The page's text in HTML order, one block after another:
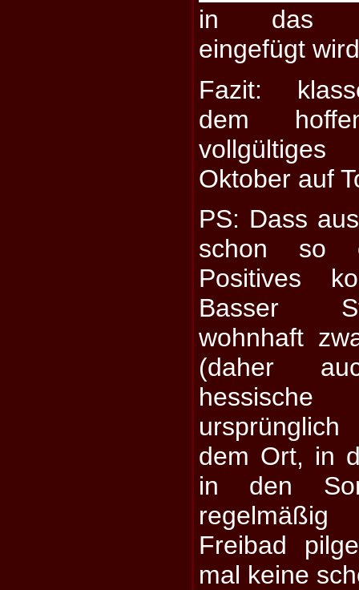
in das
eingefügt
Fazit:
dem
Oktober auf
PS: Dass
schon so
Positives
Basser
wohnhaft
(daher
hessische
dem Ort, in
in den
Freibad
mal keine